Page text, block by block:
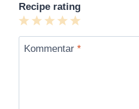
Recipe rating
5
Stars
4
Stars
3
Stars
2
Stars
1
Star
Kommentar *